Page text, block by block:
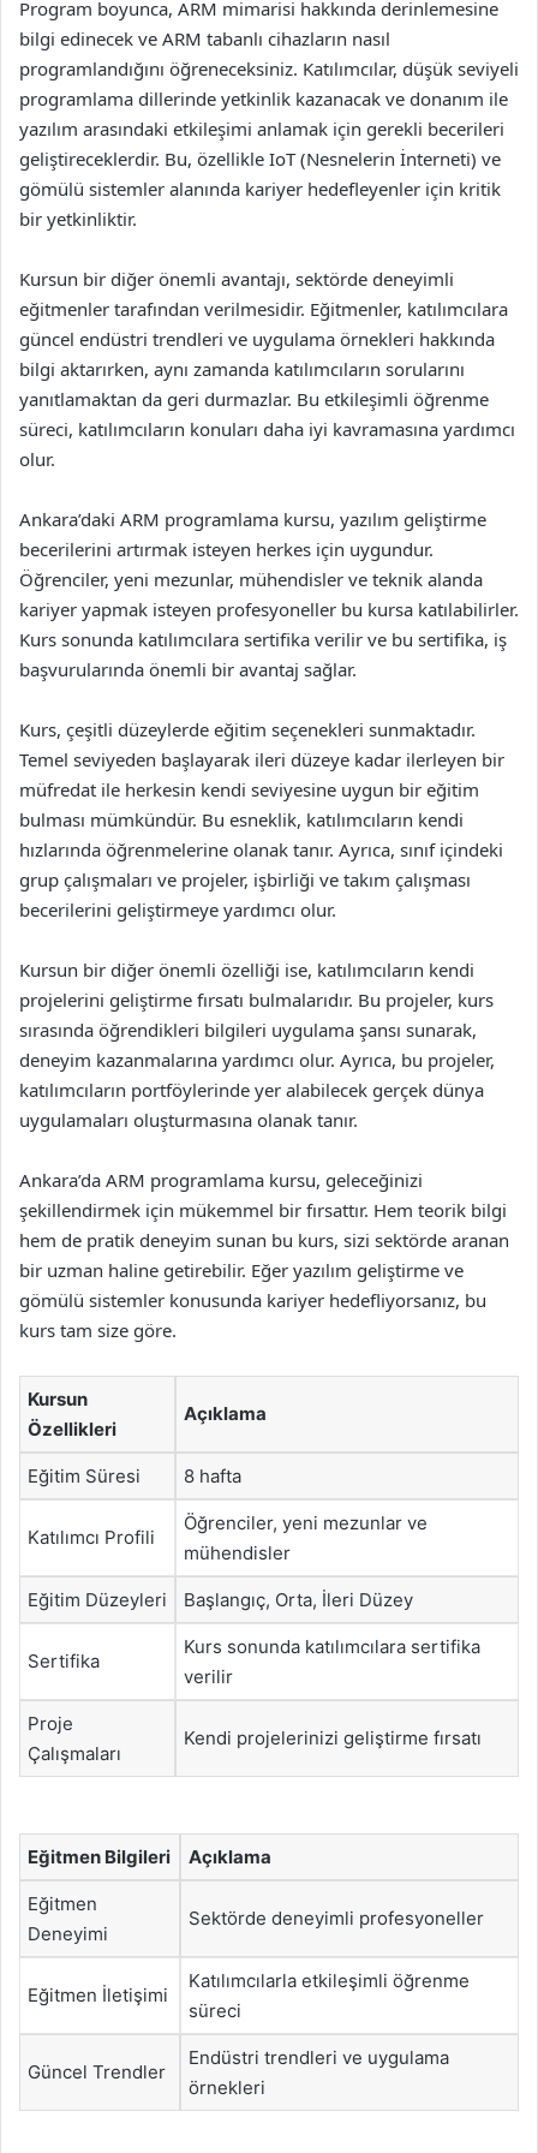
Program boyunca, ARM mimarisi hakkında derinlemesine
bilgi edinecek ve ARM tabanlı cihazların nasıl
programlandığını öğreneceksiniz. Katılımcılar, düşük seviyeli
programlama dillerinde yetkinlik kazanacak ve donanım ile
yazılım arasındaki etkileşimi anlamak için gerekli becerileri
geliştireceklerdir. Bu, özellikle IoT (Nesnelerin İnterneti) ve
gömülü sistemler alanında kariyer hedefleyenler için kritik
bir yetkinliktir.
Kursun bir diğer önemli avantajı, sektörde deneyimli
eğitmenler tarafından verilmesidir. Eğitmenler, katılımcılara
güncel endüstri trendleri ve uygulama örnekleri hakkında
bilgi aktarırken, aynı zamanda katılımcıların sorularını
yanıtlamaktan da geri durmazlar. Bu etkileşimli öğrenme
süreci, katılımcıların konuları daha iyi kavramasına yardımcı
olur.
Ankara’daki ARM programlama kursu, yazılım geliştirme
becerilerini artırmak isteyen herkes için uygundur.
Öğrenciler, yeni mezunlar, mühendisler ve teknik alanda
kariyer yapmak isteyen profesyoneller bu kursa katılabilirler.
Kurs sonunda katılımcılara sertifika verilir ve bu sertifika, iş
başvurularında önemli bir avantaj sağlar.
Kurs, çeşitli düzeylerde eğitim seçenekleri sunmaktadır.
Temel seviyeden başlayarak ileri düzeye kadar ilerleyen bir
müfredat ile herkesin kendi seviyesine uygun bir eğitim
bulması mümkündür. Bu esneklik, katılımcıların kendi
hızlarında öğrenmelerine olanak tanır. Ayrıca, sınıf içindeki
grup çalışmaları ve projeler, işbirliği ve takım çalışması
becerilerini geliştirmeye yardımcı olur.
Kursun bir diğer önemli özelliği ise, katılımcıların kendi
projelerini geliştirme fırsatı bulmalarıdır. Bu projeler, kurs
sırasında öğrendikleri bilgileri uygulama şansı sunarak,
deneyim kazanmalarına yardımcı olur. Ayrıca, bu projeler,
katılımcıların portföylerinde yer alabilecek gerçek dünya
uygulamaları oluşturmasına olanak tanır.
Ankara’da ARM programlama kursu, geleceğinizi
şekillendirmek için mükemmel bir fırsattır. Hem teorik bilgi
hem de pratik deneyim sunan bu kurs, sizi sektörde aranan
bir uzman haline getirebilir. Eğer yazılım geliştirme ve
gömülü sistemler konusunda kariyer hedefliyorsanız, bu
kurs tam size göre.
Kursun
Özellikleri
Açıklama
Eğitim Süresi 8 hafta
Katılımcı Profili
Öğrenciler, yeni mezunlar ve
mühendisler
Eğitim Düzeyleri Başlangıç, Orta, İleri Düzey
Sertifika
Kurs sonunda katılımcılara sertifika
verilir
Proje
Çalışmaları
Kendi projelerinizi geliştirme fırsatı
Eğitmen Bilgileri Açıklama
Eğitmen
Deneyimi
Sektörde deneyimli profesyoneller
Eğitmen İletişimi
Katılımcılarla etkileşimli öğrenme
süreci
Güncel Trendler
Endüstri trendleri ve uygulama
örnekleri